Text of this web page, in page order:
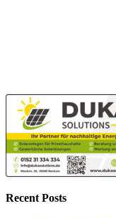
Recent Posts